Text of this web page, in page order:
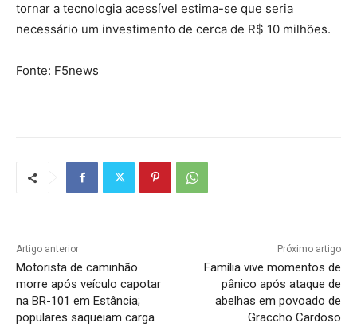
tornar a tecnologia acessível estima-se que seria
necessário um investimento de cerca de R$ 10 milhões.
Fonte: F5news
Artigo anterior
Motorista de caminhão
morre após veículo capotar
na BR-101 em Estância;
populares saqueiam carga
Próximo artigo
Família vive momentos de
pânico após ataque de
abelhas em povoado de
Graccho Cardoso